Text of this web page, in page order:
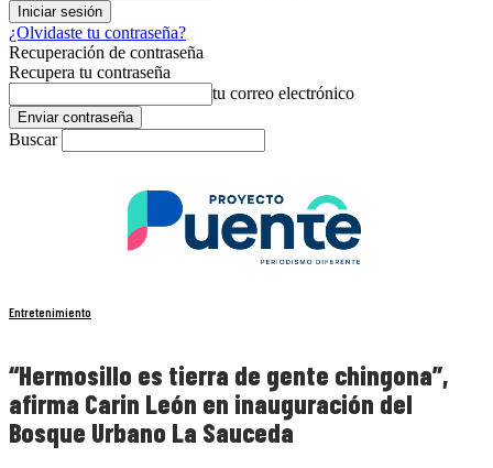
¿Olvidaste tu contraseña?
Recuperación de contraseña
Recupera tu contraseña
tu correo electrónico
Buscar
Entretenimiento
“Hermosillo es tierra de gente chingona”,
afirma Carin León en inauguración del
Bosque Urbano La Sauceda